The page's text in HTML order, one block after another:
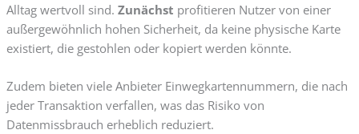
Alltag wertvoll sind. Zunächst profitieren Nutzer von einer
außergewöhnlich hohen Sicherheit, da keine physische Karte
existiert, die gestohlen oder kopiert werden könnte.
Zudem bieten viele Anbieter Einwegkartennummern, die nach
jeder Transaktion verfallen, was das Risiko von
Datenmissbrauch erheblich reduziert.